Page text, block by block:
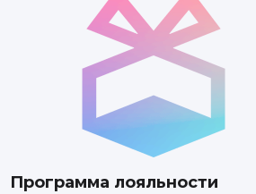
посетить мастер-класс по
ингредиентах и их
масла, которые потом
в творческой атмосфере, а
Программа лояльности